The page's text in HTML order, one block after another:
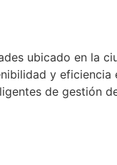
ubicado en la
y
de gestión